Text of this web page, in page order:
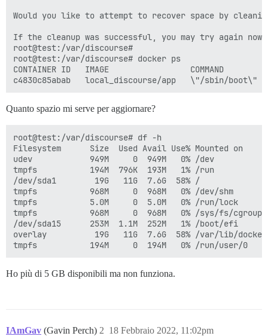
Would you like to attempt to recover space by
If the cleanup was successful, you may try again now
root@test:/var/discourse#
root@test:/var/discourse# docker ps
CONTAINER ID   IMAGE
Quanto spazio mi serve per aggiornare?
root@test:/var/discourse# df -h
Filesystem      Size  Used Avail Use% Mounted on
udev            949M     0  949M   0% /dev
tmpfs           194M  796K  193M   1% /run
/dev/sda1        19G   11G  7.6G  58% /
tmpfs           968M     0  968M   0% /dev/shm
tmpfs           5.0M     0  5.0M   0% /run/lock
tmpfs           968M     0  968M   0% /sys/fs/cgroup
/dev/sda15      253M  1.1M  252M   1% /boot/efi
overlay          19G   11G  7.6G  58% /var/lib/docker/
Ho più di 5 GB disponibili ma non funziona.
IAmGav (Gavin Perch) 18 Febbraio 2022, 11:02pm
2